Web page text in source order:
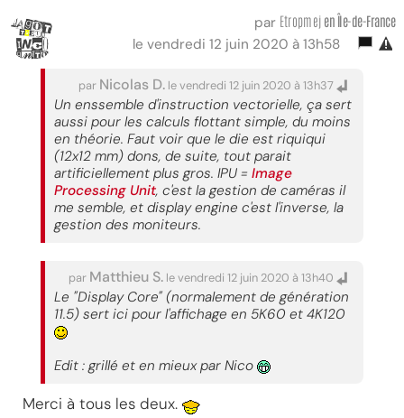
par Etropmej en Île-de-France
le vendredi 12 juin 2020 à 13h58
par Nicolas D. le vendredi 12 juin 2020 à 13h37
Un enssemble d'instruction vectorielle, ça sert
aussi pour les calculs flottant simple, du moins
en théorie. Faut voir que le die est riquiqui
(12x12 mm) dons, de suite, tout parait
artificiellement plus gros. IPU = Image
Processing Unit, c'est la gestion de caméras il
me semble, et display engine c'est l'inverse, la
gestion des moniteurs.
par Matthieu S. le vendredi 12 juin 2020 à 13h40
Le "Display Core" (normalement de génération
11.5) sert ici pour l'affichage en 5K60 et 4K120
Edit : grillé et en mieux par Nico
Merci à tous les deux.